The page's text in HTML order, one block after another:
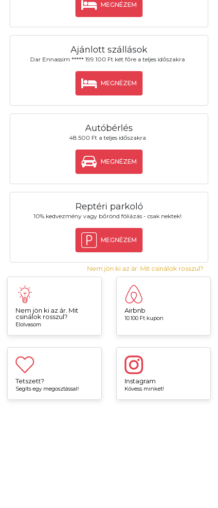
MEGNÉZEM
Ajánlott szállások
Dar Ennassim ***** 199.100 Ft két főre a teljes időszakra
MEGNÉZEM
Autóbérlés
48.500 Ft a teljes időszakra
MEGNÉZEM
Reptéri parkoló
10% kedvezmény vagy bőrönd fóliázás - csak nektek!
MEGNÉZEM
Nem jön ki az ár. Mit csinálok rosszul?
Nem jön ki az ár. Mit
csinálok rosszul?
Elolvasom
Airbnb
10.100 Ft kupon
Tetszett?
Segíts egy megosztással!
Instagram
Kövess minket!